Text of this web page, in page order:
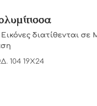
διατίθενται
104 19Χ24